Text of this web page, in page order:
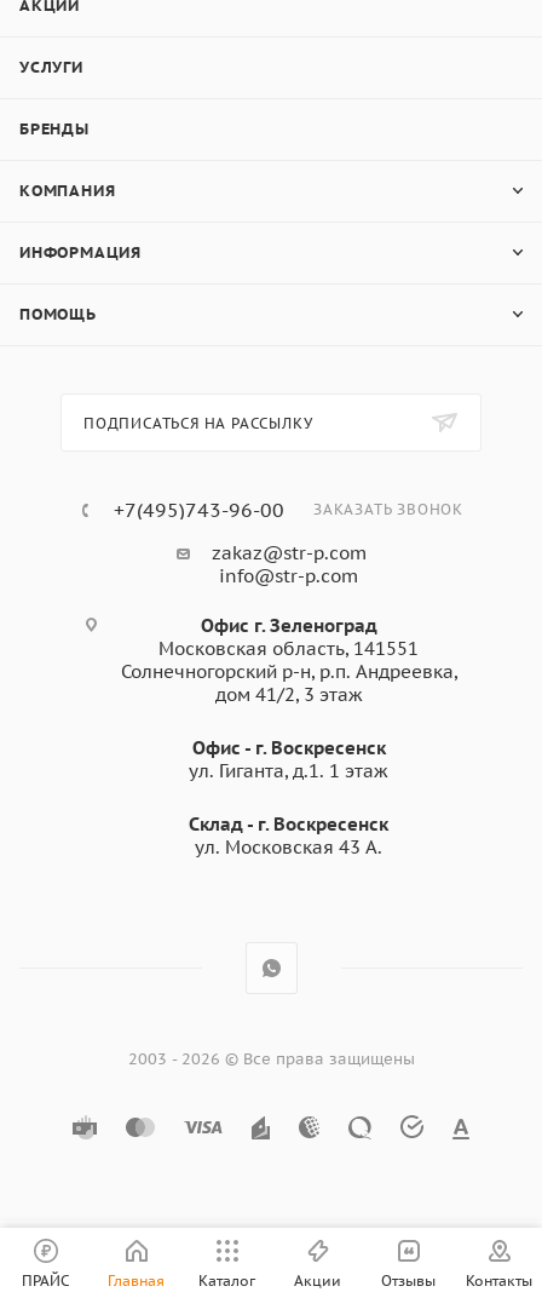
АКЦИИ
УСЛУГИ
БРЕНДЫ
КОМПАНИЯ
ИНФОРМАЦИЯ
ПОМОЩЬ
ПОДПИСАТЬСЯ НА РАССЫЛКУ
+7(495)743-96-00 ЗАКАЗАТЬ ЗВОНОК
zakaz@str-p.com
info@str-p.com
Офис г. Зеленоград
Московская область, 141551
Солнечногорский р-н, р.п. Андреевка,
дом 41/2, 3 этаж
Офис - г. Воскресенск
ул. Гиганта, д.1. 1 этаж
Склад - г. Воскресенск
ул. Московская 43 А.
2003 - 2026 © Все права защищены
ПРАЙС Главная Каталог Акции Отзывы Контакты